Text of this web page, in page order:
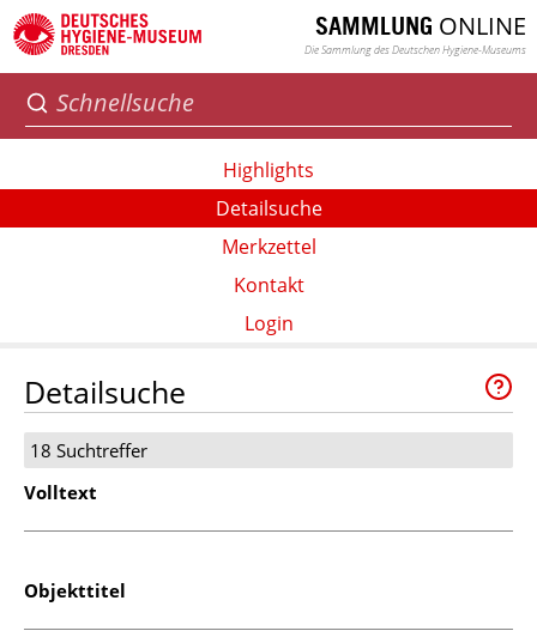
SAMMLUNG ONLINE
Die Sammlung des Deutschen Hygiene-Museums
Highlights
Detailsuche
Merkzettel
Kontakt
Login
Detailsuche
18 Suchtreffer
Volltext
Objekttitel